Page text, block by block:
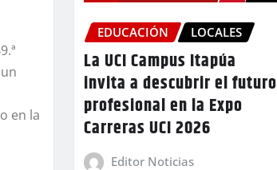
en la
EDUCACIÓN LOCALES
La UCI Campus Itapúa
invita a descubrir el futuro
profesional en la Expo
Carreras UCI 2026
Editor Noticias